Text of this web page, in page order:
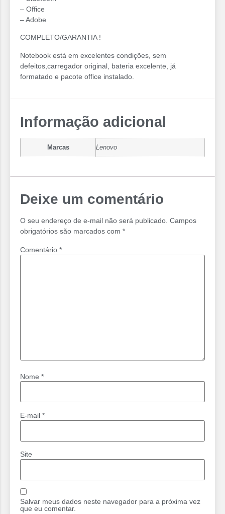
– Office
– Adobe
COMPLETO/GARANTIA !
Notebook está em excelentes condições, sem
defeitos,carregador original, bateria excelente, já
formatado e pacote office instalado.
Informação adicional
Marcas Lenovo
Deixe um comentário
O seu endereço de e-mail não será publicado. Campos
obrigatórios são marcados com *
Comentário *
Nome *
E-mail *
Site
Salvar meus dados neste navegador para a próxima vez
que eu comentar.